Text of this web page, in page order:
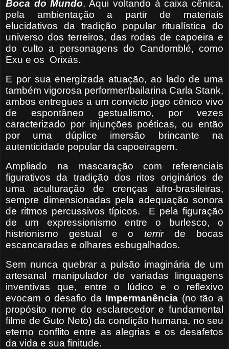
Boca do Mundo. Aqui voltando à caixa cênica,
pela ambientação a partir de materiais
elucidativos da tradição popular ritualística do
universo dos terreiros, das rodas de capoeira e
do culto a personagens do Candomblé, como
Exu e os Orixás.
E por sua energizada atuação, ao lado de uma
também vigorosa performer/bailarina Carla Stank,
ambos entregues a um convicto jogo cênico vivo
de espontâneo gestualismo, por vezes
caracterizado por injunções poéticas, ou então
por uma dúplice imersão brincante na
autenticidade popular da capoeiragem.
Ampliado na mascaração com referenciais
figurativos da tradição dos ritos originários de
uma aculturação de crenças afro-brasileiras,
sempre dimensionadas pela adequação sonora
de ritmos percussivos típicos.
E pela figuração
de um expressionismo entre o burlesco, o
histrionismo gestual e o terrirde bocas
escancaradas e olhares esbugalhados.
Sem nunca quebrar a pulsão imaginária de um
artesanal manipulador de variadas linguagens
inventivas que, entre o lúdico e o reflexivo
evocam o desafio da Impermanência (no tão a
propósito nome do esclarecedor e fundamental
filme de Guto Neto) da condição humana, no seu
eterno conflito entre as alegrias e os desafetos
da vida e sua finitude.